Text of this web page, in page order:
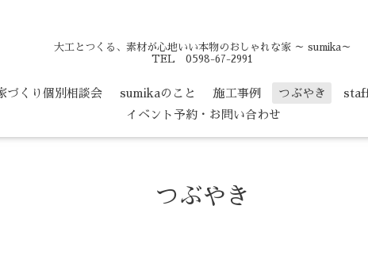
大工とつくる、素材が心地いい本物のおしゃれな家 ～ sumika～
TEL 0598-67-2991
づくり個別相談会 sumikaのこと 施工事例 つぶやき
イベント予約・お問い合わせ
つぶやき